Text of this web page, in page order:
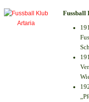
Fussball